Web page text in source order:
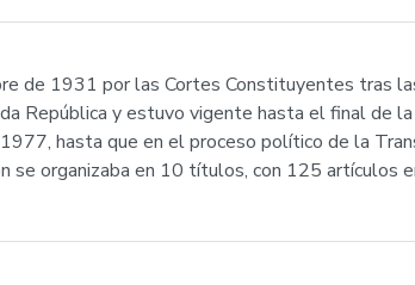
de 1931 por las Cortes Constituyentes tras
República y estuvo vigente hasta el final de
hasta que en el proceso político de la
se organizaba en 10 títulos, con 125 artículos